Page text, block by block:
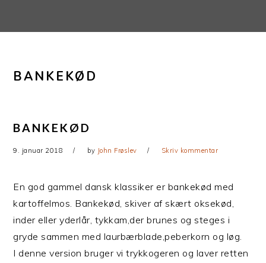
navigation
BANKEKØD
BANKEKØD
9. januar 2018 by John Frøslev Skriv kommentar
En god gammel dansk klassiker er bankekød med
kartoffelmos. Bankekød, skiver af skært oksekød,
inder eller yderlår, tykkam,der brunes og steges i
gryde sammen med laurbærblade,peberkorn og løg.
I denne version bruger vi trykkogeren og laver retten